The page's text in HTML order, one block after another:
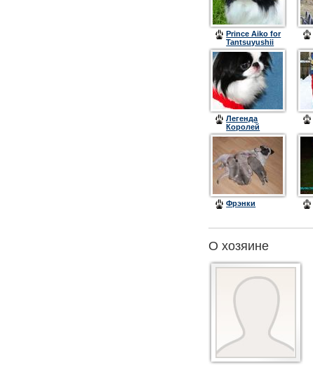
Prince Aiko for
Tantsuyushii
Veter
Легенда
Королей
Ричард
Фрэнки
О хозяине